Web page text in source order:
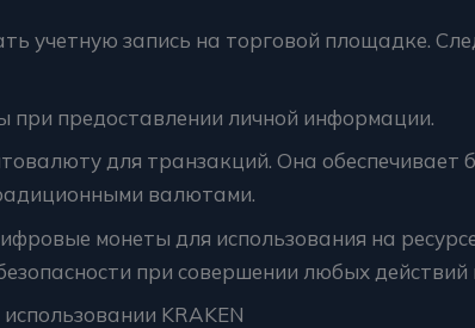
учетную запись на торговой площадке.
при предоставлении личной информации.
для транзакций. Она обеспечивает
валютами.
монеты для использования на
при совершении любых
KRAKEN